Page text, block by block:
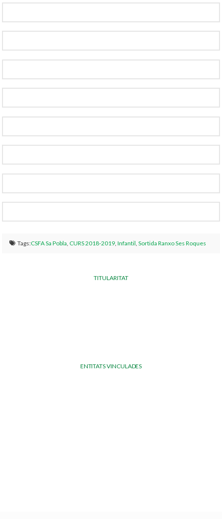
Tags:CSFA Sa Pobla,CURS 2018-2019,Infantil,Sortida Ranxo Ses Roques
TITULARITAT
ENTITATS VINCULADES